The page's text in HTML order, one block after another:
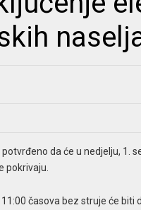
da će u nedjelju, 1.
pokrivaju.
časova bez struje će biti